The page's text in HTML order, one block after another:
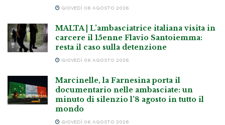
GIOVEDÌ 06 AGOSTO 2026
MALTA | L’ambasciatrice italiana visita in
carcere il 15enne Flavio Santoiemma:
resta il caso sulla detenzione
GIOVEDÌ 06 AGOSTO 2026
Marcinelle, la Farnesina porta il
documentario nelle ambasciate: un
minuto di silenzio l’8 agosto in tutto il
mondo
GIOVEDÌ 06 AGOSTO 2026